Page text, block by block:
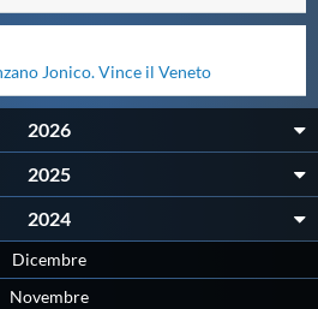
Jonico. Vince il Veneto
2026
2025
2024
Dicembre
Novembre